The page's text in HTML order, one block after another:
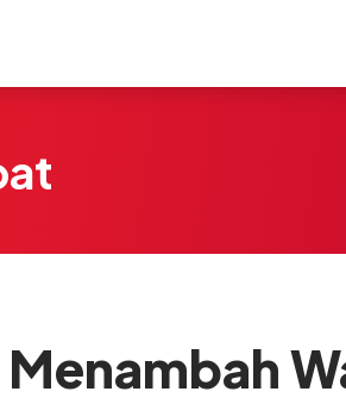
Menambah